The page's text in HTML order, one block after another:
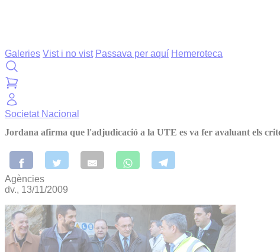
Galeries Vist i no vist Passava per aquí Hemeroteca
Societat Nacional
Jordana afirma que l'adjudicació a la UTE es va fer avaluant els
Agències
dv., 13/11/2009